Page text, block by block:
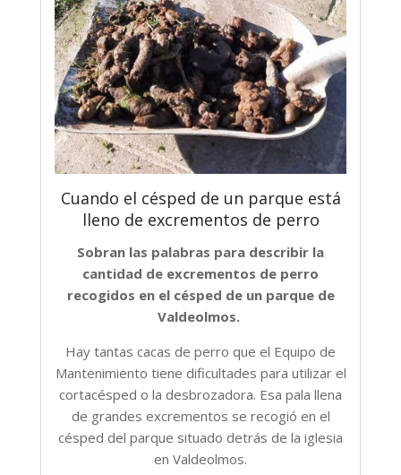
Cuando el césped de un parque está
lleno de excrementos de perro
Sobran las palabras para describir la
cantidad de excrementos de perro
recogidos en el césped de un parque de
Valdeolmos.
Hay tantas cacas de perro que el Equipo de
Mantenimiento tiene dificultades para utilizar el
cortacésped o la desbrozadora. Esa pala llena
de grandes excrementos se recogió en el
césped del parque situado detrás de la iglesia
en Valdeolmos.